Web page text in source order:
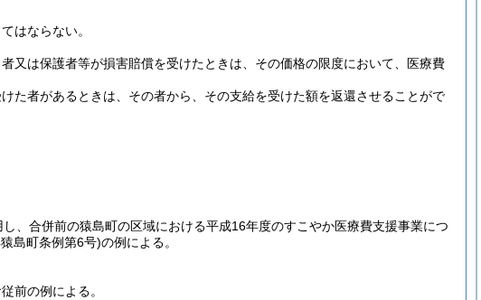
はならない。
又は保護者等が損害賠償を受けたときは、その価格の限度において、医療費
た者があるときは、その者から、その支給を受けた額を返還させることがで
、合併前の猿島町の区域における平成16年度のすこやか医療費支援事業につ
島町条例第6号)の例による。
前の例による。